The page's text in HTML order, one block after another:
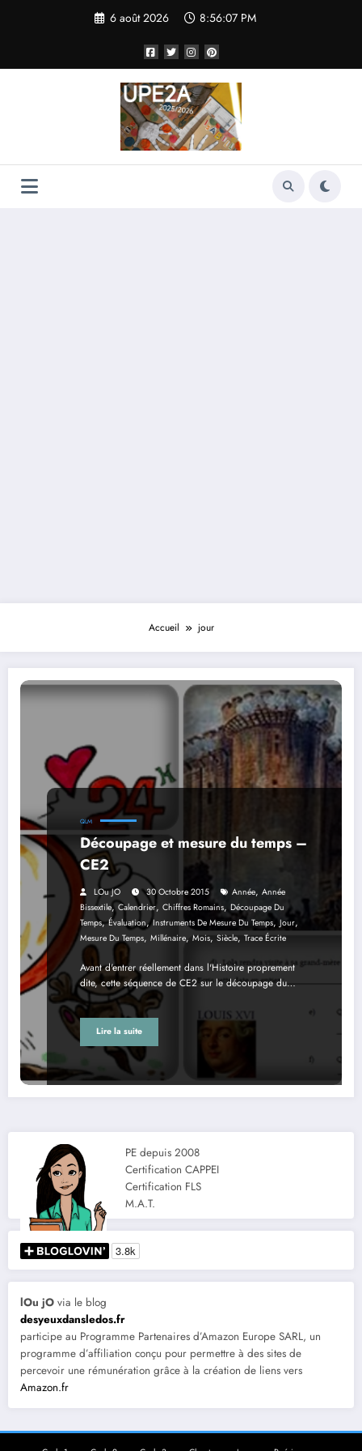
6 août 2026 8:56:07 PM
Accueil jour
QLM
Découpage et mesure du temps –
CE2
LOu JO 30 Octobre 2015 Année, Année
Bissextile,Calendrier, Chiffres Romains, Découpage Du
Temps,Évaluation,Instruments De Mesure Du Temps,Jour,
Mesure Du Temps, Millénaire, Mois, Siècle, Trace Écrite
Avant d'entrer réellement dans l'Histoire proprement
dite, cette séquence de CE2 sur le découpage du…
Lire la suite
PE depuis 2008
Certification CAPPEI
Certification FLS
M.A.T.
lOu jO via le blog
desyeuxdansledos.fr
participe au Programme Partenaires d’Amazon Europe SARL, un
programme d’affiliation conçu pour permettre à des sites de
percevoir une rémunération grâce à la création de liens vers
Amazon.fr